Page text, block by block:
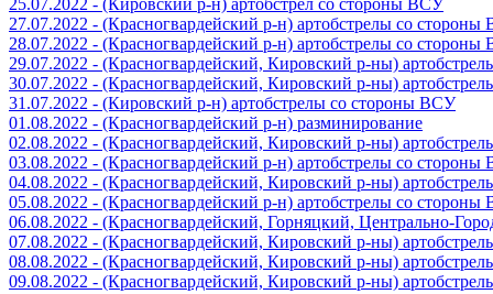
27.07.2022 - (Красногвардейский р-н) артобстрелы со
28.07.2022 - (Красногвардейский р-н) артобстрелы со
29.07.2022 - (Красногвардейский, Кировский р-ны)
30.07.2022 - (Красногвардейский, Кировский р-ны)
31.07.2022 - (Кировский р-н) артобстрелы со стороны ВСУ
01.08.2022 - (Красногвардейский р-н) разминирование
02.08.2022 - (Красногвардейский, Кировский р-ны)
03.08.2022 - (Красногвардейский р-н) артобстрелы со
04.08.2022 - (Красногвардейский, Кировский р-ны)
05.08.2022 - (Красногвардейский р-н) артобстрелы со
06.08.2022 - (Красногвардейский, Горняцкий, Центрально-
07.08.2022 - (Красногвардейский, Кировский р-ны)
08.08.2022 - (Красногвардейский, Кировский р-ны)
09.08.2022 - (Красногвардейский, Кировский р-ны)